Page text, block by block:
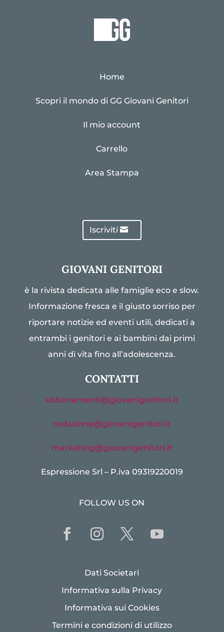
Home
Scopri il mondo di GG Giovani Genitori
Il mio account
Carrello
Area Stampa
Iscriviti
GIOVANI GENITORI
è la rivista dedicata alle famiglie eco e slow.
Informazione fresca e il giusto sorriso per
riportare notizie ed eventi utili, dedicati a
entrambi i genitori e ai bambini dai primi
anni di vita fino all’adolescenza.
CONTATTI
abbonamenti@giovanigenitori.it
redazione@giovanigenitori.it
marketing@giovanigenitori.it
Espressione Srl – P.iva 09319220019
FOLLOW US ON
Dati Societari
Informativa sulla Privacy
Informativa sui Cookies
Termini e condizioni di utilizzo